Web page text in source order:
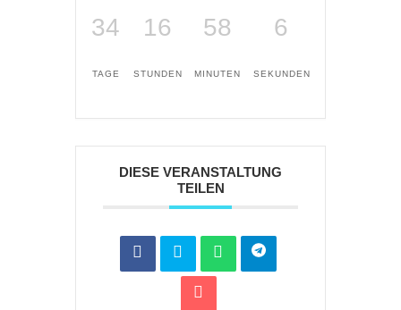
34
TAGE
16
STUNDEN
58
MINUTEN
6
SEKUNDEN
DIESE VERANSTALTUNG
TEILEN